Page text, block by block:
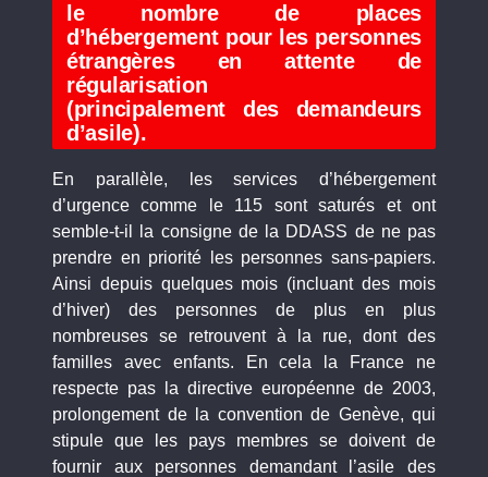
le nombre de places
d’hébergement pour les personnes
étrangères en attente de
régularisation
(principalement des demandeurs
d’asile).
En parallèle, les services d’hébergement
d’urgence comme le 115 sont saturés et ont
semble-t-il la consigne de la DDASS de ne pas
prendre en priorité les personnes sans-papiers.
Ainsi depuis quelques mois (incluant des mois
d’hiver) des personnes de plus en plus
nombreuses se retrouvent à la rue, dont des
familles avec enfants. En cela la France ne
respecte pas la directive européenne de 2003,
prolongement de la convention de Genève, qui
stipule que les pays membres se doivent de
fournir aux personnes demandant l’asile des